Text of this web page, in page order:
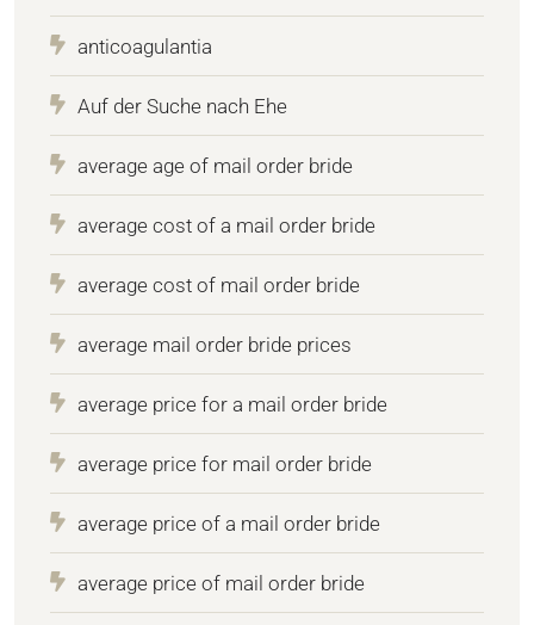
anticoagulantia
Auf der Suche nach Ehe
average age of mail order bride
average cost of a mail order bride
average cost of mail order bride
average mail order bride prices
average price for a mail order bride
average price for mail order bride
average price of a mail order bride
average price of mail order bride